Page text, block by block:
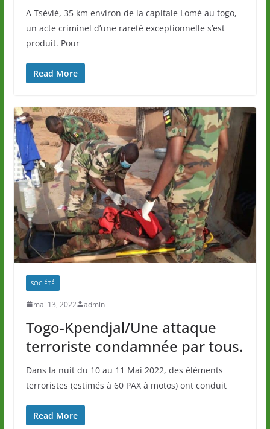
A Tsévié, 35 km environ de la capitale Lomé au togo,
un acte criminel d’une rareté exceptionnelle s’est
produit. Pour
Read More
SOCIÉTÉ
mai 13, 2022 admin
Togo-Kpendjal/Une attaque
terroriste condamnée par tous.
Dans la nuit du 10 au 11 Mai 2022, des éléments
terroristes (estimés à 60 PAX à motos) ont conduit
Read More